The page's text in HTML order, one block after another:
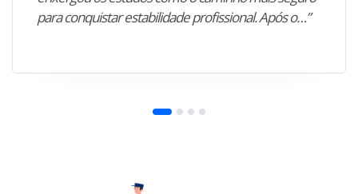
para conquistar estabilidade profissional. Após o…”